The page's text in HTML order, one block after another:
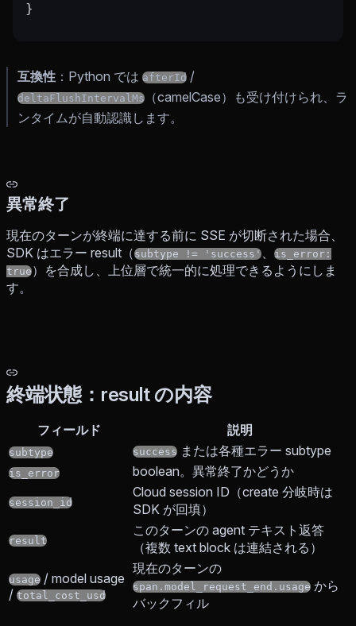
}
互換性 ：Python では afterId /
deltaFlushIntervalMs
（camelCase）も受け付けられ、ラ
ンタイムが自動認識します。
異常終了
現在のターンが終端に達する前に SSE が切断された場合、
SDK はエラー result（subtype != 'success'、
is_error:
true）を合成し、上位層で統一的に処理できるようにしま
す。
終端状態：result の内容
フィールド 説明
subtype success または各種エラー subtype
is_error boolean。異常終了かどうか
session_id
Cloud session ID（create 分岐時は
SDK が回填）
result
このターンの agent テキスト返答
（複数 text block は連結される）
usage / model usage
/ total_cost_usd
現在のターンの
span.model_request_end.usage から
バックフィル